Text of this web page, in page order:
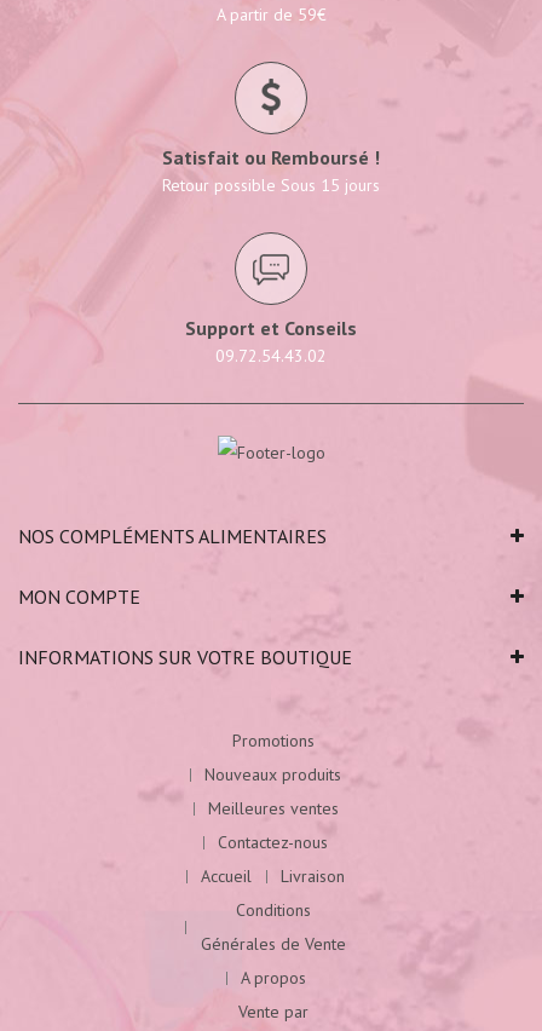
A partir de 59€
Satisfait ou Remboursé !
Retour possible Sous 15 jours
Support et Conseils
09.72.54.43.02
NOS COMPLÉMENTS ALIMENTAIRES
MON COMPTE
INFORMATIONS SUR VOTRE BOUTIQUE
Promotions
Nouveaux produits
Meilleures ventes
Contactez-nous
Accueil
Livraison
Conditions
Générales de Vente
A propos
Vente par